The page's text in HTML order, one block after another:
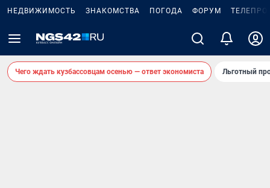
НЕДВИЖИМОСТЬ ЗНАКОМСТВА ПОГОДА ФОРУМ
Чего ждать кузбассовцам осенью — ответ экономиста Льготный